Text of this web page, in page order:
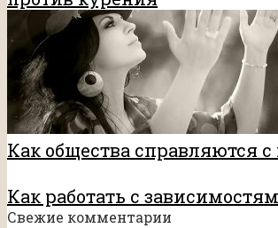
Как общества справляются
Как работать с
Свежие комментарии